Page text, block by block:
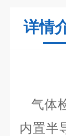
详情
蝶
气体
内置半